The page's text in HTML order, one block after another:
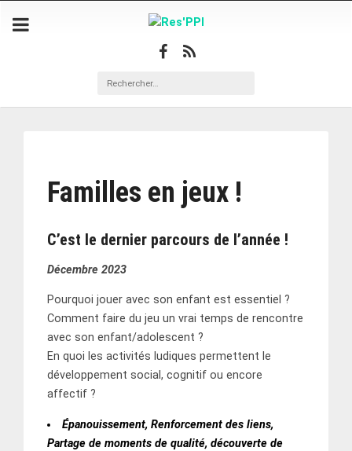
Familles en jeux !
C’est le dernier parcours de l’année !
Décembre 2023
Pourquoi jouer avec son enfant est essentiel ?
Comment faire du jeu un vrai temps de rencontre
avec son enfant/adolescent ?
En quoi les activités ludiques permettent le
développement social, cognitif ou encore
affectif ?
Épanouissement, Renforcement des liens,
Partage de moments de qualité, découverte de